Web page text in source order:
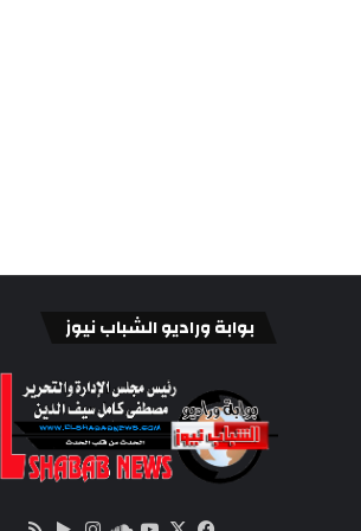
بوابة وراديو الشباب نيوز